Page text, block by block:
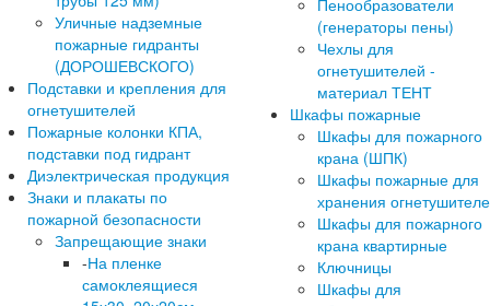
Уличные надземные
пожарные гидранты
(ДОРОШЕВСКОГО)
Подставки и крепления для
огнетушителей
Пожарные колонки КПА,
подставки под гидрант
Диэлектрическая продукция
Знаки и плакаты по
пожарной безопасности
Запрещающие знаки
-На пленке
самоклеящиеся
(генераторы пены)
Чехлы для
огнетушителей -
материал ТЕНТ
Шкафы пожарные
Шкафы для пожарного
крана (ШПК)
Шкафы пожарные для
хранения
Шкафы для пожарного
крана квартирные
Ключницы
Шкафы для